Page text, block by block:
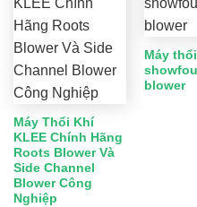
Máy Thổi Khí
KLEE Chính Hãng
Roots Blower Và
Side Channel
Blower Công
Nghiệp
Máy
blower